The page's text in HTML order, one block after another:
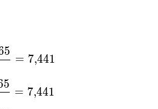
5
= 7,441
5
= 7,441